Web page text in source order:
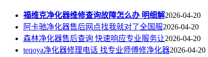
福维克净化器维修查询故障怎么办 明细解2026-04-20
阿卡驰净化器售后网点找我就对了全国服2026-04-20
森林净化器售后查询 快速响应专业服务让2026-04-20
teqoya净化器修理电话 找专业师傅修净化器2026-04-20